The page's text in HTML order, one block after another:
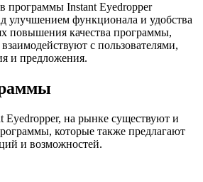
программы Instant Eyedropper
улучшением функционала и удобства
повышения качества программы,
с пользователями,
и предложения.
на рынке существуют и
которые также предлагают
и возможностей.